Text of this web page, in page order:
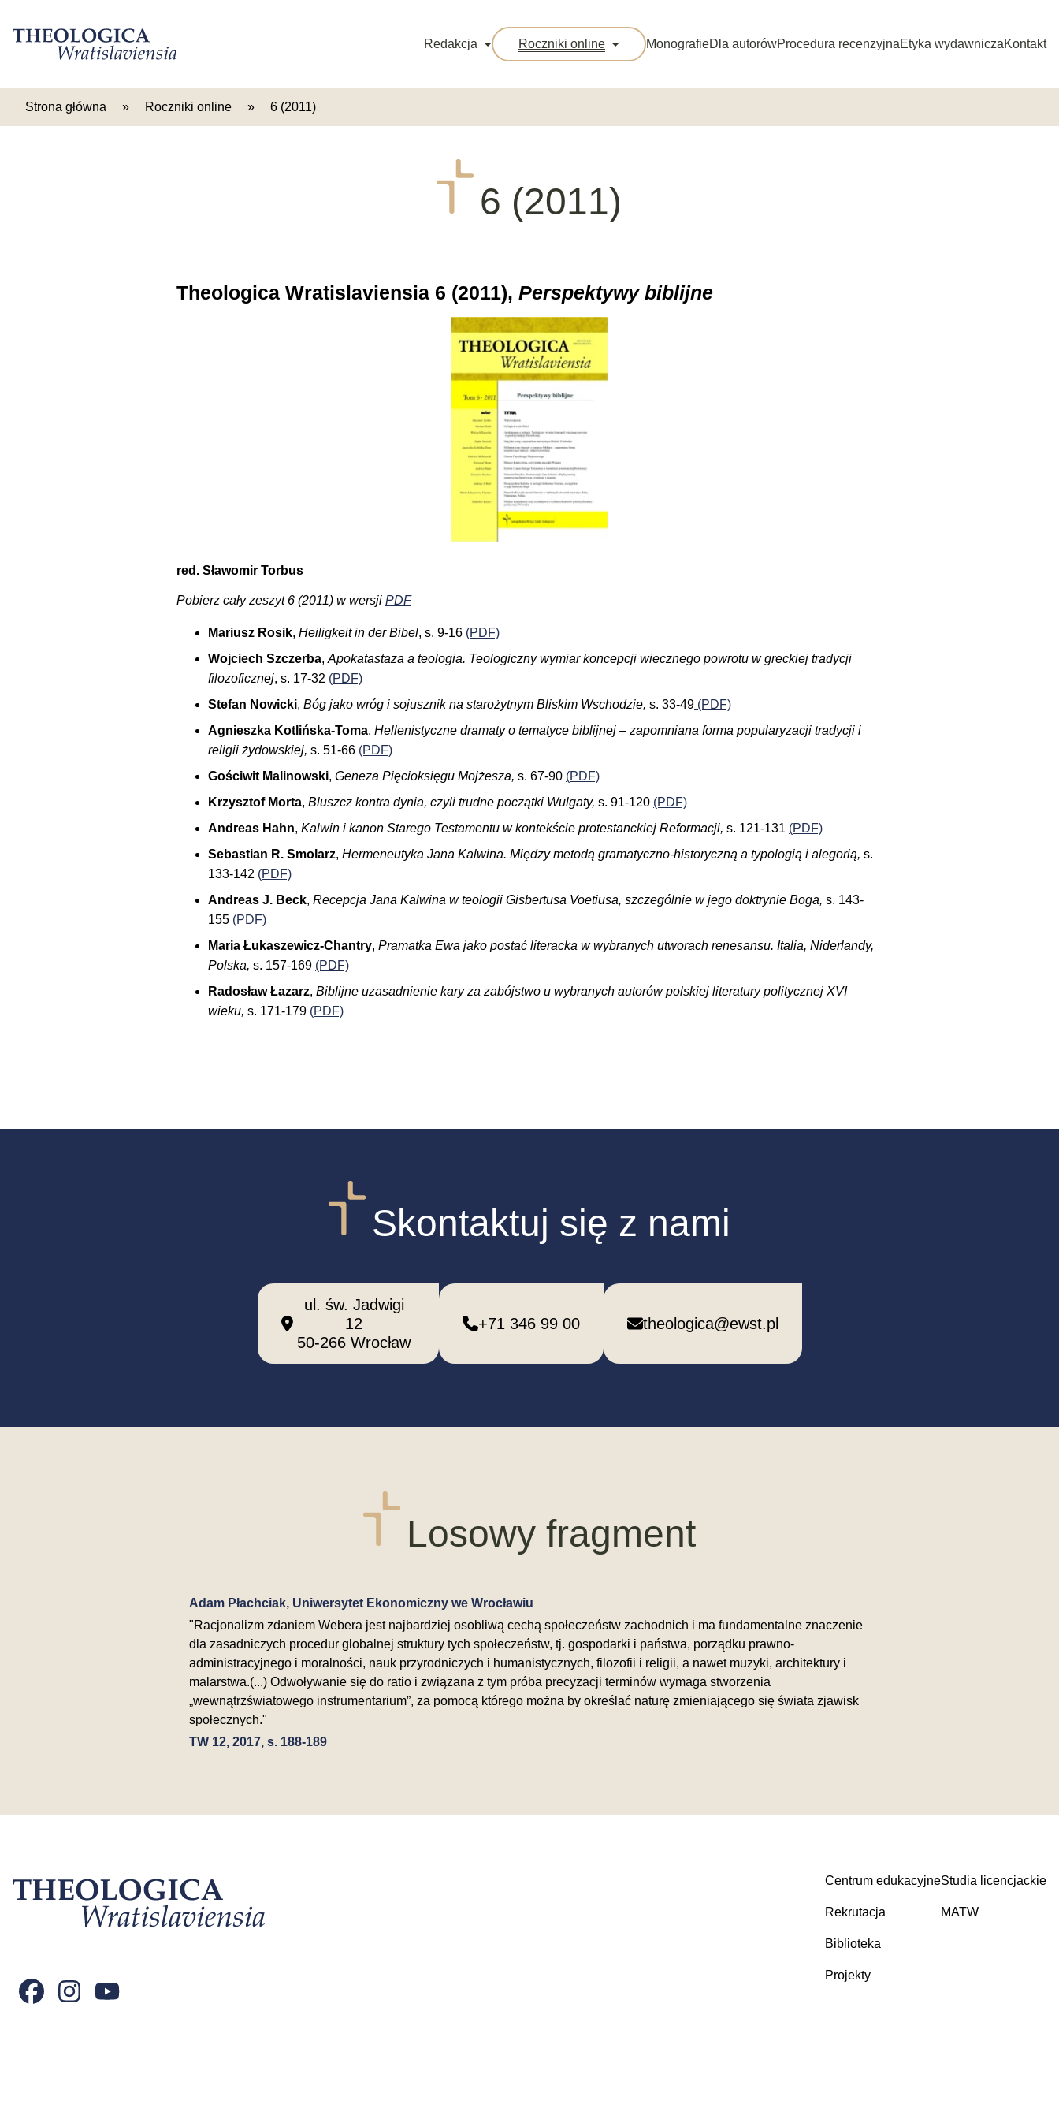
Redakcja Roczniki online MonografieDla autorówProcedura recenzyjnaEtyka wydawniczaKontakt
Strona główna » Roczniki online » 6 (2011)
6 (2011)
Theologica Wratislaviensia 6 (2011), Perspektywy biblijne
red. Sławomir Torbus
Pobierz cały zeszyt 6 (2011) w wersji PDF
Mariusz Rosik, Heiligkeit in der Bibel, s. 9-16 (PDF)
Wojciech Szczerba, Apokatastaza a teologia. Teologiczny wymiar koncepcji wiecznego powrotu w greckiej tradycji
filozoficznej, s. 17-32 (PDF)
Stefan Nowicki, Bóg jako wróg i sojusznik na starożytnym Bliskim Wschodzie, s. 33-49 (PDF)
Agnieszka Kotlińska-Toma, Hellenistyczne dramaty o tematyce biblijnej – zapomniana forma popularyzacji tradycji i
religii żydowskiej, s. 51-66 (PDF)
Gościwit Malinowski, Geneza Pięcioksięgu Mojżesza, s. 67-90 (PDF)
Krzysztof Morta, Bluszcz kontra dynia, czyli trudne początki Wulgaty, s. 91-120 (PDF)
Andreas Hahn, Kalwin i kanon Starego Testamentu w kontekście protestanckiej Reformacji, s. 121-131 (PDF)
Sebastian R. Smolarz, Hermeneutyka Jana Kalwina. Między metodą gramatyczno-historyczną a typologią i alegorią, s.
133-142 (PDF)
Andreas J. Beck, Recepcja Jana Kalwina w teologii Gisbertusa Voetiusa, szczególnie w jego doktrynie Boga, s. 143-
155 (PDF)
Maria Łukaszewicz-Chantry, Pramatka Ewa jako postać literacka w wybranych utworach renesansu. Italia, Niderlandy,
Polska, s. 157-169 (PDF)
Radosław Łazarz, Biblijne uzasadnienie kary za zabójstwo u wybranych autorów polskiej literatury politycznej XVI
wieku, s. 171-179 (PDF)
Skontaktuj się z nami
ul. św. Jadwigi
12
50-266 Wrocław
+71 346 99 00 theologica@ewst.pl
Losowy fragment
Adam Płachciak, Uniwersytet Ekonomiczny we Wrocławiu
"Racjonalizm zdaniem Webera jest najbardziej osobliwą cechą społeczeństw zachodnich i ma fundamentalne znaczenie
dla zasadniczych procedur globalnej struktury tych społeczeństw, tj. gospodarki i państwa, porządku prawno-
administracyjnego i moralności, nauk przyrodniczych i humanistycznych, filozofii i religii, a nawet muzyki, architektury i
malarstwa.(...) Odwoływanie się do ratio i związana z tym próba precyzacji terminów wymaga stworzenia
„wewnątrzświatowego instrumentarium”, za pomocą którego można by określać naturę zmieniającego się świata zjawisk
społecznych."
TW 12, 2017, s. 188-189
Centrum edukacyjne
Rekrutacja
Biblioteka
Projekty
Studia licencjackie
MATW